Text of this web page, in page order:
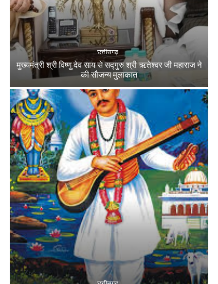
छत्तीसगढ़
मुख्यमंत्री श्री विष्णु देव साय से सद्गुरु श्री ऋतेश्वर जी महाराज ने
की सौजन्य मुलाकात